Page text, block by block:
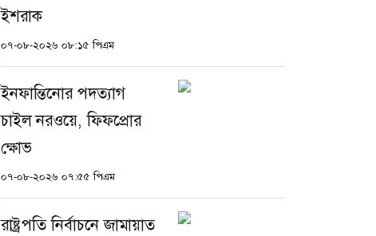
ইশরাক
০৭-০৮-২০২৬ ০৮:১৫ পিএম
ইনফান্তিনোর পদত্যাগ
চাইল নরওয়ে, ফিফপ্রোর
ক্ষোভ
০৭-০৮-২০২৬ ০৭:৫৫ পিএম
রাষ্ট্রপতি নির্বাচনে জামায়াত